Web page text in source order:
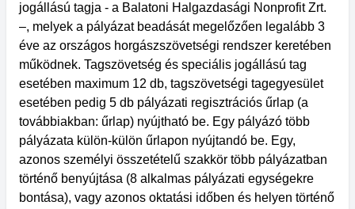
jogállású tagja - a Balatoni Halgazdasági Nonprofit Zrt.
–, melyek a pályázat beadását megelőzően legalább 3
éve az országos horgászszövetségi rendszer keretében
működnek. Tagszövetség és speciális jogállású tag
esetében maximum 12 db, tagszövetségi tagegyesület
esetében pedig 5 db pályázati regisztrációs űrlap (a
továbbiakban: űrlap) nyújtható be. Egy pályázó több
pályázata külön-külön űrlapon nyújtandó be. Egy,
azonos személyi összetételű szakkör több pályázatban
történő benyújtása (8 alkalmas pályázati egységekre
bontása), vagy azonos oktatási időben és helyen történő